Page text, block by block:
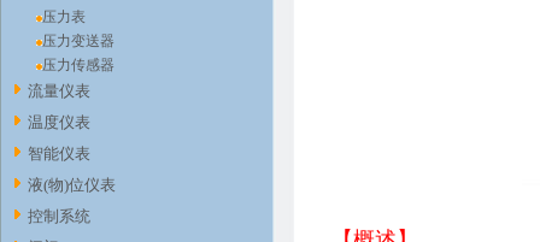
压力表
压力变送器
压力传感器
流量仪表
温度仪表
智能仪表
液(物)位仪表
控制系统